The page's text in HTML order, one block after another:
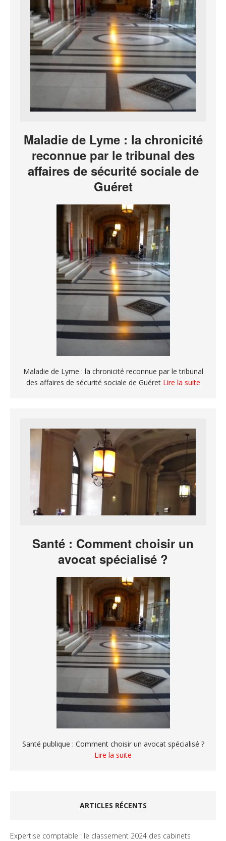
Maladie de Lyme : la chronicité
reconnue par le tribunal des
affaires de sécurité sociale de
Guéret
Maladie de Lyme : la chronicité reconnue par le tribunal
des affaires de sécurité sociale de Guéret Lire la suite
Santé : Comment choisir un
avocat spécialisé ?
Santé publique : Comment choisir un avocat spécialisé ?
Lire la suite
ARTICLES RÉCENTS
Expertise comptable : le classement 2024 des cabinets